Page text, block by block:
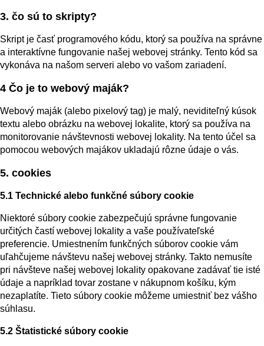
3. čo sú to skripty?
Skript je časť programového kódu, ktorý sa používa na správne
a interaktívne fungovanie našej webovej stránky. Tento kód sa
vykonáva na našom serveri alebo vo vašom zariadení.
4 Čo je to webový maják?
Webový maják (alebo pixelový tag) je malý, neviditeľný kúsok
textu alebo obrázku na webovej lokalite, ktorý sa používa na
monitorovanie návštevnosti webovej lokality. Na tento účel sa
pomocou webových majákov ukladajú rôzne údaje o vás.
5. cookies
5.1 Technické alebo funkčné súbory cookie
Niektoré súbory cookie zabezpečujú správne fungovanie
určitých častí webovej lokality a vaše používateľské
preferencie. Umiestnením funkčných súborov cookie vám
uľahčujeme návštevu našej webovej stránky. Takto nemusíte
pri návšteve našej webovej lokality opakovane zadávať tie isté
údaje a napríklad tovar zostane v nákupnom košíku, kým
nezaplatíte. Tieto súbory cookie môžeme umiestniť bez vášho
súhlasu.
5.2 Štatistické súbory cookie